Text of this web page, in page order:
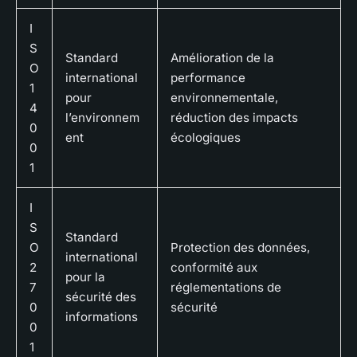
I
S
O
1
4
0
0
1
Standard
international
pour
l’environnem
ent
Amélioration de la
performance
environnementale,
réduction des impacts
écologiques
I
S
O
2
7
0
0
1
Standard
international
pour la
sécurité des
informations
Protection des données,
conformité aux
réglementations de
sécurité